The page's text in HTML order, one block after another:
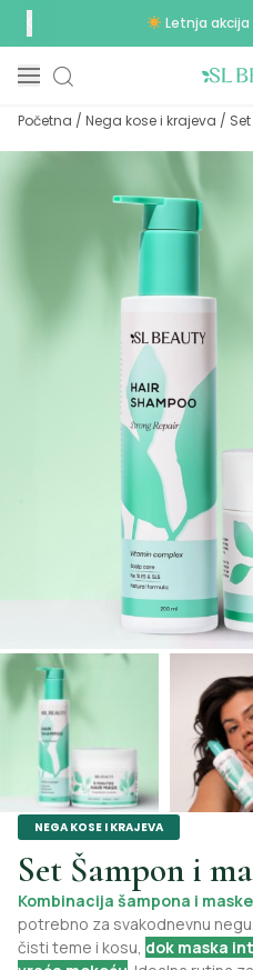
Letnja akcija
Početna / Nega kose i krajeva /
NEGA KOSE I KRAJEVA
Set Šampon i
Kombinacija šampona i maske
potrebno za svakodnevnu
čisti teme i kosu, dok maska